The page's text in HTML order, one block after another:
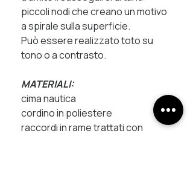
piccoli nodi che creano un motivo
a spirale sulla superficie.
Può essere realizzato toto su
tono o a contrasto.
MATERIALI:
cima nautica
cordino in poliestere
raccordi in rame trattati con